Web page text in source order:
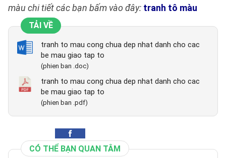
màu chi tiết các bạn bấm vào đây: tranh tô màu
TẢI VỀ
tranh to mau cong chua dep nhat danh cho cac
be mau giao tap to
(phien ban .doc)
tranh to mau cong chua dep nhat danh cho cac
be mau giao tap to
(phien ban .pdf)
CÓ THỂ BẠN QUAN TÂM